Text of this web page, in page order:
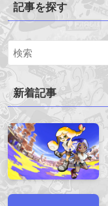
記事を探す
新着記事